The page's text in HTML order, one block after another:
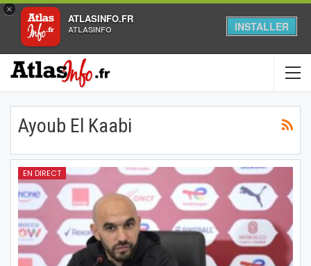
×
ATLASINFO.FR
ATLASINFO INSTALLER
Ayoub El Kaabi
EN DIRECT